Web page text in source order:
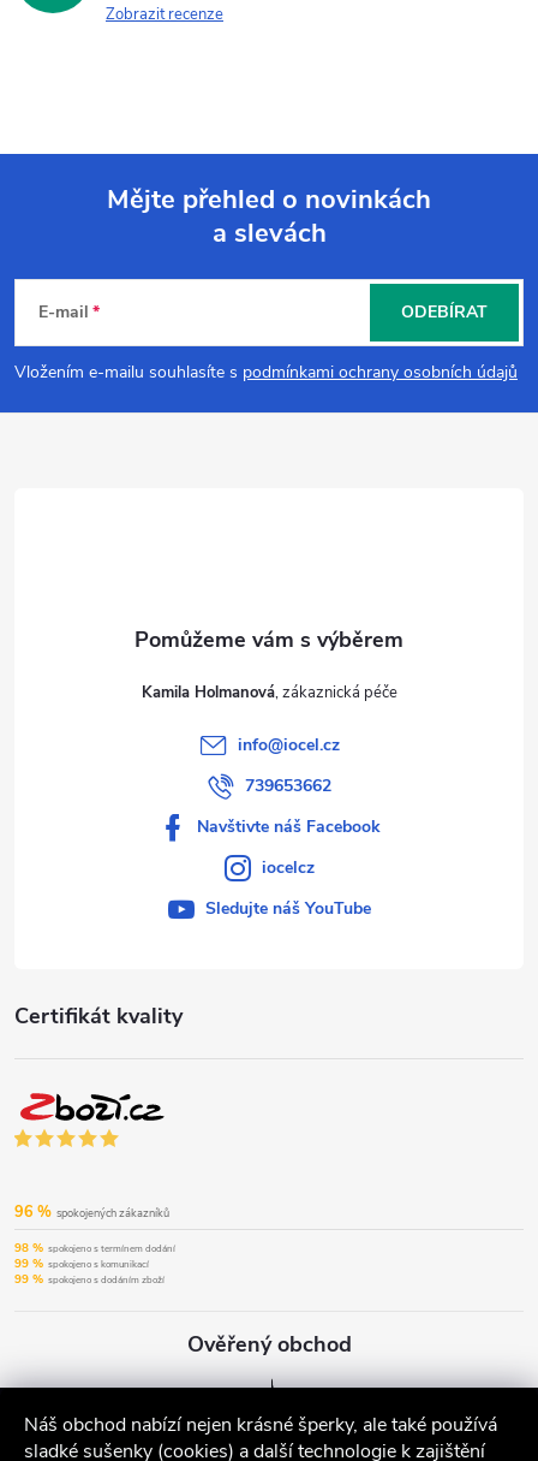
Náš obchod nabízí nejen krásné šperky, ale také používá
sladké sušenky (cookies) a další technologie k zajištění
Zobrazit recenze
p
Mějte přehled o novinkách
a slevách
E-mail
Vložením e-mailu souhlasíte s podmínkami ochrany osobních údajů
ODEBÍRAT
Certifikát kvality
96 % spokojených zákazníků
98 % spokojeno s termínem dodání
99 % spokojeno s komunikací
99 % spokojeno s dodáním zboží
Ověřený obchod
Kamila Holmanová
info@iocel.cz
739653662
Navštivte náš Facebook
iocelcz
Sledujte náš YouTube